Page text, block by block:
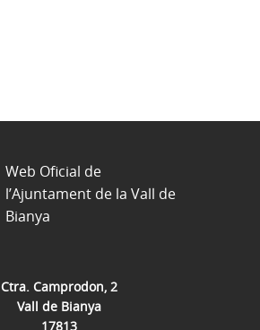
Ctra. Camprodon, 2
Vall de Bianya
17813
Web Oficial de
l’Ajuntament de la Vall de
Bianya